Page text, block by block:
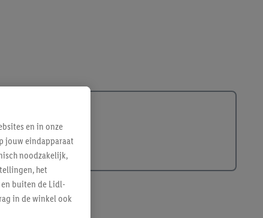
en in onze
jouw eindapparaat
noodzakelijk,
het
buiten de Lidl-
in de winkel ook